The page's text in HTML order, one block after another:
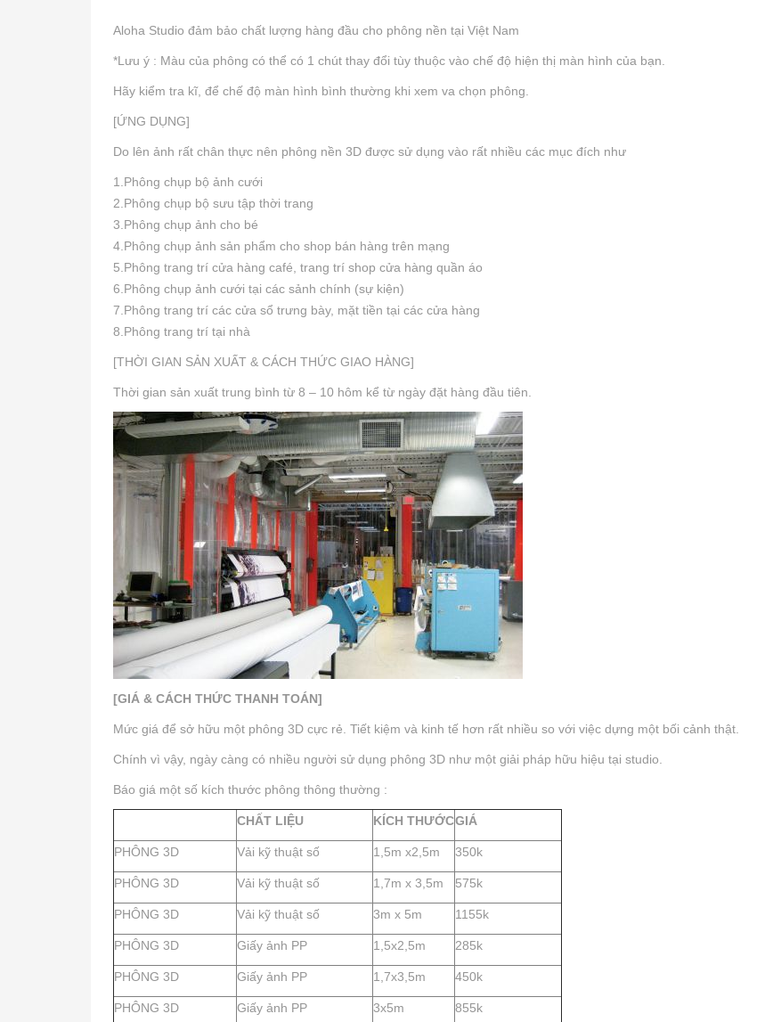
Aloha Studio đảm bảo chất lượng hàng đầu cho phông nền tại Việt Nam
*Lưu ý : Màu của phông có thể có 1 chút thay đổi tùy thuộc vào chế độ hiện thị màn hình của bạn.
Hãy kiểm tra kĩ, để chế độ màn hình bình thường khi xem va chọn phông.
[ỨNG DỤNG]
Do lên ảnh rất chân thực nên phông nền 3D được sử dụng vào rất nhiều các mục đích như
1.Phông chụp bộ ảnh cưới
2.Phông chụp bộ sưu tập thời trang
3.Phông chụp ảnh cho bé
4.Phông chụp ảnh sản phẩm cho shop bán hàng trên mạng
5.Phông trang trí cửa hàng café, trang trí shop cửa hàng quần áo
6.Phông chụp ảnh cưới tại các sảnh chính (sự kiện)
7.Phông trang trí các cửa sổ trưng bày, mặt tiền tại các cửa hàng
8.Phông trang trí tại nhà
[THỜI GIAN SẢN XUẤT & CÁCH THỨC GIAO HÀNG]
Thời gian sản xuất trung bình từ 8 – 10 hôm kể từ ngày đặt hàng đầu tiên.
[GIÁ & CÁCH THỨC THANH TOÁN]
Mức giá để sở hữu một phông 3D cực rẻ. Tiết kiệm và kinh tế hơn rất nhiều so với việc dựng một bối cảnh thật.
Chính vì vậy, ngày càng có nhiều người sử dụng phông 3D như một giải pháp hữu hiệu tại studio.
Báo giá một số kích thước phông thông thường :
CHẤT LIỆU KÍCH THƯỚCGIÁ
PHÔNG 3D Vải kỹ thuật số 1,5m x2,5m 350k
PHÔNG 3D Vải kỹ thuật số 1,7m x 3,5m 575k
PHÔNG 3D Vải kỹ thuật số 3m x 5m 1155k
PHÔNG 3D Giấy ảnh PP 1,5x2,5m 285k
PHÔNG 3D Giấy ảnh PP 1,7x3,5m 450k
PHÔNG 3D Giấy ảnh PP 3x5m 855k